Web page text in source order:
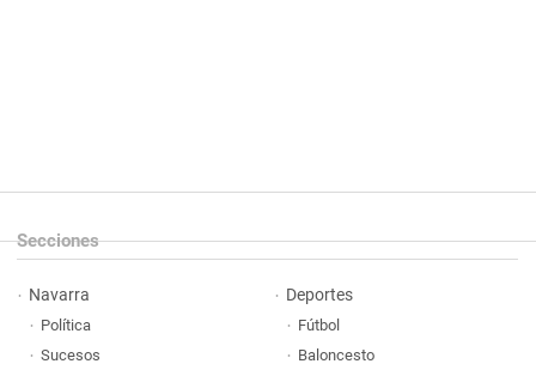
Secciones
Navarra
Política
Sucesos
Deportes
Fútbol
Baloncesto